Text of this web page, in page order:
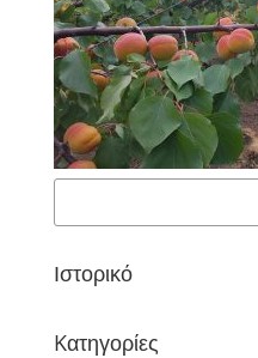
Ιστορικό
Kατηγορίες